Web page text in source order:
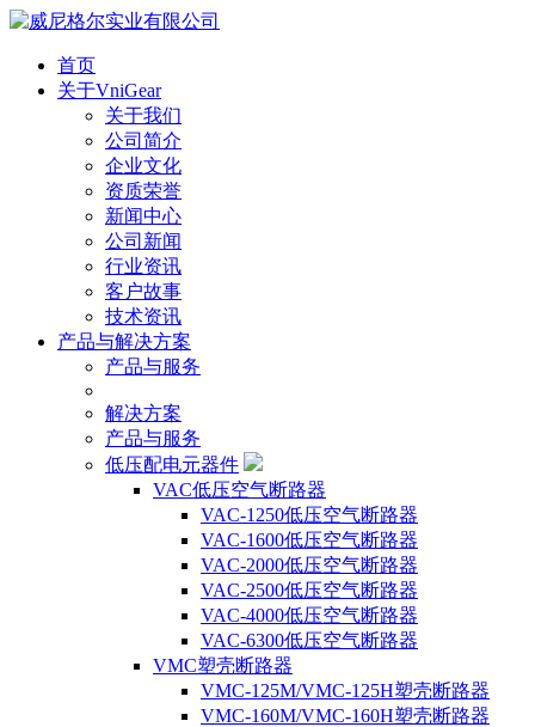
首页
关于VniGear
关于我们
公司简介
企业文化
资质荣誉
新闻中心
公司新闻
行业资讯
客户故事
技术资讯
产品与解决方案
产品与服务
解决方案
产品与服务
低压配电元器件
VAC低压空气断路器
VAC-1250低压空气断路器
VAC-1600低压空气断路器
VAC-2000低压空气断路器
VAC-2500低压空气断路器
VAC-4000低压空气断路器
VAC-6300低压空气断路器
VMC塑壳断路器
VMC-125M/VMC-125H塑壳断路器
VMC-160M/VMC-160H塑壳断路器